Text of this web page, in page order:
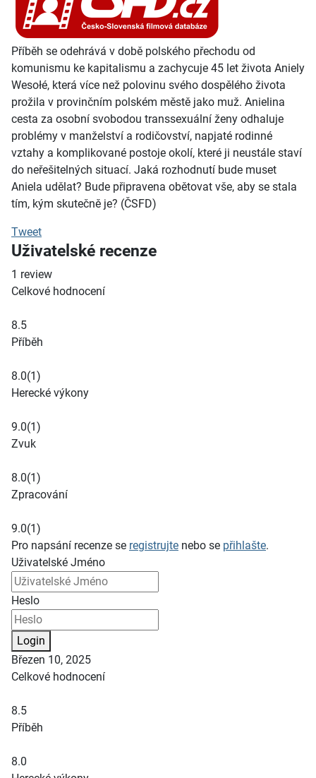
Příběh se odehrává v době polského přechodu od
komunismu ke kapitalismu a zachycuje 45 let života Aniely
Wesołé, která více než polovinu svého dospělého života
prožila v provinčním polském městě jako muž. Anielina
cesta za osobní svobodou transsexuální ženy odhaluje
problémy v manželství a rodičovství, napjaté rodinné
vztahy a komplikované postoje okolí, které ji neustále staví
do neřešitelných situací. Jaká rozhodnutí bude muset
Aniela udělat? Bude připravena obětovat vše, aby se stala
tím, kým skutečně je? (ČSFD)
Tweet
Uživatelské recenze
1 review
Celkové hodnocení
8.5
Příběh
8.0(1)
Herecké výkony
9.0(1)
Zvuk
8.0(1)
Zpracování
9.0(1)
Pro napsání recenze se registrujte nebo se přihlašte.
Uživatelské Jméno
Heslo
Login
Březen 10, 2025
Celkové hodnocení
8.5
Příběh
8.0